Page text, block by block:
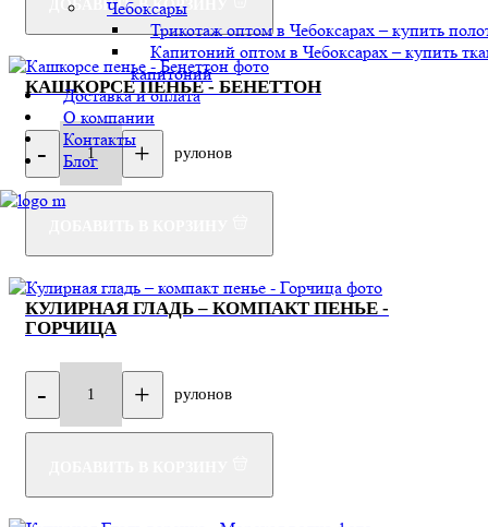
Чебоксары
Трикотаж оптом в Чебоксарах – купить
Капитоний оптом в Чебоксарах – купить
капитоний
Доставка и оплата
О компании
Контакты
Блог
ДОБАВИТЬ В КОРЗИНУ
КАШКОРСЕ ПЕНЬЕ - БЕНЕТТОН
- 1 + рулонов
КУЛИРНАЯ ГЛАДЬ – КОМПАКТ ПЕНЬЕ -
ГОРЧИЦА
- 1 + рулонов